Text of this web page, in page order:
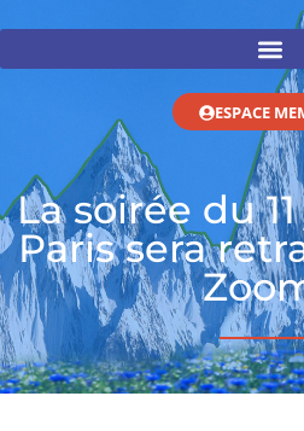
ESPACE
La soirée du
Paris sera